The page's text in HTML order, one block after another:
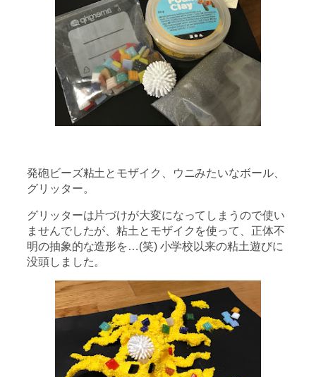
発砲ビーズ粘土とモザイク、ウニみたいなボール、
グリッター。
グリッターは片づけが大変になってしまうので使い
ませんでしたが、粘土とモザイクを使って、正体不
明の抽象的な造形を…(笑) 小学校以来の粘土遊びに
没頭しました。